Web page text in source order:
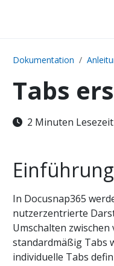
Dokumentation
Tabs
2 Minuten Lesezeit
Einführung
In Docusnap365
nutzerzentrierte
Umschalten
standardmäßig Tabs
individuelle Tabs